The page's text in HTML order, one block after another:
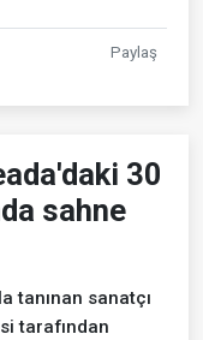
Paylaş
30
sahne
tanınan sanatçı
tarafından